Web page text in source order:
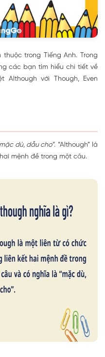
trong Tiếng Anh. Trong
các bạn tìm hiểu chi tiết về
với Though, Even
dù, dẫu cho”. “Although” là
mệnh đề trong một câu.